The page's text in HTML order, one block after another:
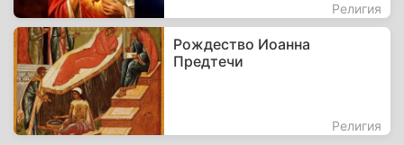
Религия
Рождество Иоанна
Предтечи
Религия